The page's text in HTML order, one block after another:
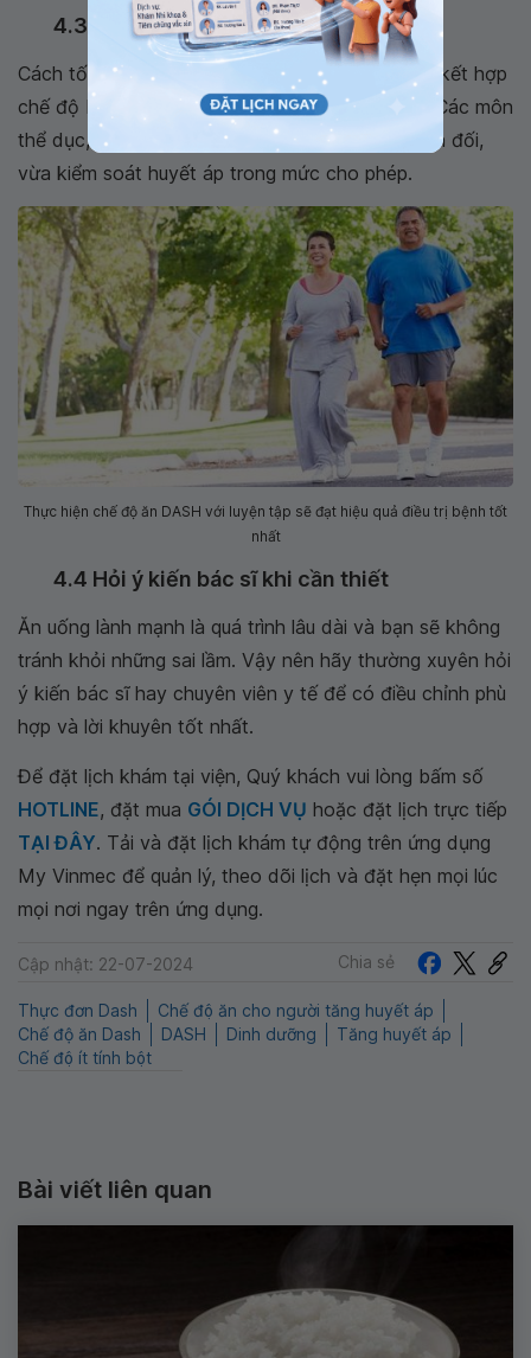
4.3 Kết hợp vận động thân lực
Cách tốt nhất để đẩy nhanh tiến trình điều trị là kết hợp
chế độ DASH và hoạt động rèn luyện thân thể. Các môn
thể dục, thể thao vừa giúp bạn giữ thân hình cân đối,
vừa kiểm soát huyết áp trong mức cho phép.
Thực hiện chế độ ăn DASH với luyện tập sẽ đạt hiệu quả điều trị bệnh tốt
nhất
4.4 Hỏi ý kiến bác sĩ khi cần thiết
Ăn uống lành mạnh là quá trình lâu dài và bạn sẽ không
tránh khỏi những sai lầm. Vậy nên hãy thường xuyên hỏi
ý kiến bác sĩ hay chuyên viên y tế để có điều chỉnh phù
hợp và lời khuyên tốt nhất.
Để đặt lịch khám tại viện, Quý khách vui lòng bấm số
HOTLINE, đặt mua GÓI DỊCH VỤ hoặc đặt lịch trực tiếp
TẠI ĐÂY. Tải và đặt lịch khám tự động trên ứng dụng
My Vinmec để quản lý, theo dõi lịch và đặt hẹn mọi lúc
mọi nơi ngay trên ứng dụng.
Cập nhật: 22-07-2024 Chia sẻ
Thực đơn Dash
Chế độ ăn cho người tăng huyết áp
Chế độ ăn Dash
DASH Dinh dưỡng
Tăng huyết áp
Chế độ ít tính bột
Bài viết liên quan